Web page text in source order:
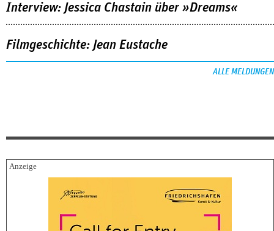
Interview: Jessica Chastain über »Dreams«
Filmgeschichte: Jean Eustache
ALLE MELDUNGEN